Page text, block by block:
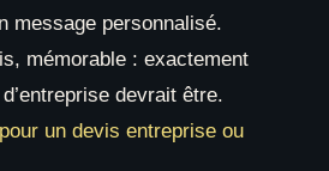
message personnalisé.
mémorable : exactement
devrait être.
un devis entreprise ou